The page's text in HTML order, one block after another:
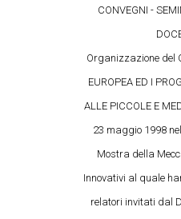
CONVEGNI -
Organizzazione del
EUROPEA ED I
ALLE PICCOLE E
23 maggio 1998
Mostra della
Innovativi al quale
relatori invitati dal